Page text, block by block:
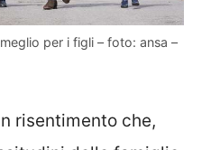
per i figli – foto: ansa –
risentimento che,